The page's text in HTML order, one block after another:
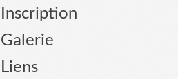
Inscription
Galerie
Liens